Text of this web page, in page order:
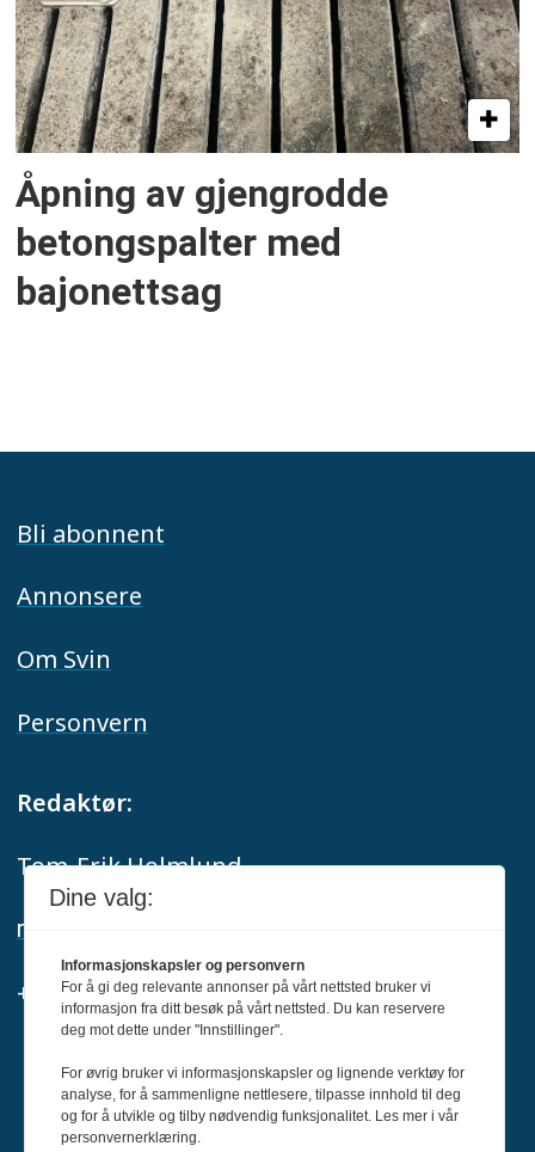
Åpning av gjengrodde
betongspalter med
bajonettsag
Bli abonnent
Annonsere
Om Svin
Personvern
Redaktør:
Tom-Erik Holmlund
redaksjon@svin.no
+47 916 68 668
Svin er medlem av Fagpressen og
arbeider etter Redaktørplakaten og Vær
Dine valg:
Informasjonskapsler og personvern
For å gi deg relevante annonser på vårt nettsted bruker vi
informasjon fra ditt besøk på vårt nettsted. Du kan reservere
deg mot dette under "Innstillinger".
For øvrig bruker vi informasjonskapsler og lignende verktøy for
analyse, for å sammenligne nettlesere, tilpasse innhold til deg
og for å utvikle og tilby nødvendig funksjonalitet. Les mer i vår
personvernerklæring.